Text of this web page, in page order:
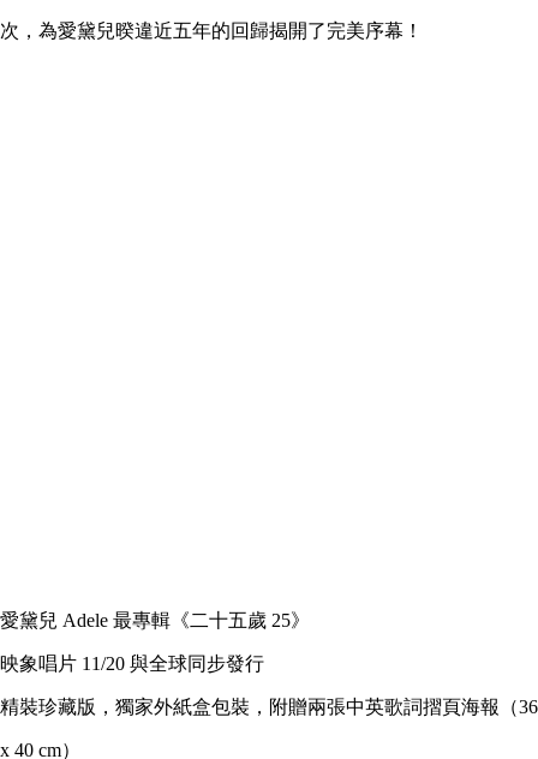
次，為愛黛兒暌違近五年的回歸揭開了完美序幕！
愛黛兒 Adele 最專輯《二十五歲 25》
映象唱片 11/20 與全球同步發行
精裝珍藏版，獨家外紙盒包裝，附贈兩張中英歌詞摺頁海報（36
x 40 cm）